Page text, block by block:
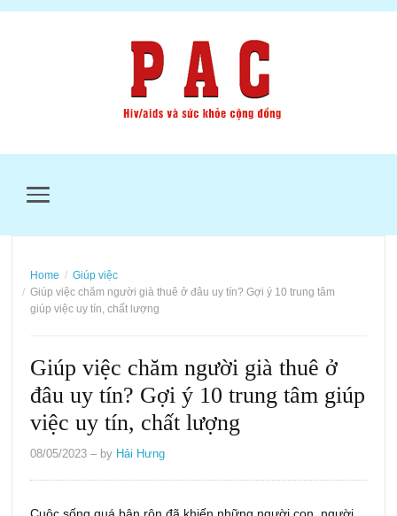
MENU
Home
Giúp việc
Giúp việc chăm người già thuê ở đâu uy tín? Gợi ý 10 trung tâm
giúp việc uy tín, chất lượng
Giúp việc chăm người già thuê ở
đâu uy tín? Gợi ý 10 trung tâm giúp
việc uy tín, chất lượng
08/05/2023 – by Hải Hưng